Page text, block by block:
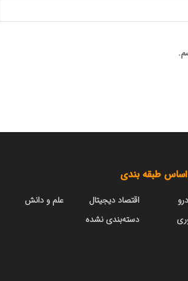
اساس طبقه بندی
اقتصاد دیجیتال
دسته‌بندی نشده
علم و دانش